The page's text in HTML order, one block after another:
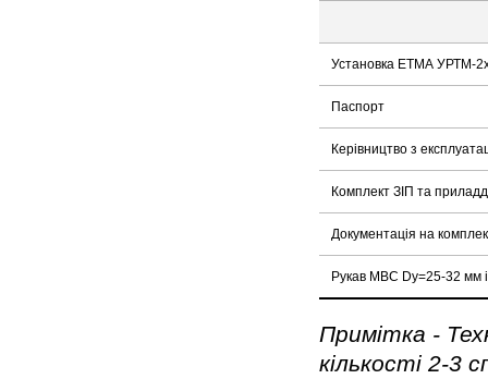
Установка ЕТМА УРТМ-
Паспорт
Керівництво з
Комплект ЗІП та
Документація на
Рукав МВС Dy=25-32 мм
Примітка -
кількості 2-3